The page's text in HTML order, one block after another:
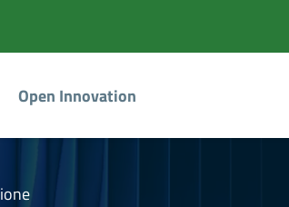
Open Innovation